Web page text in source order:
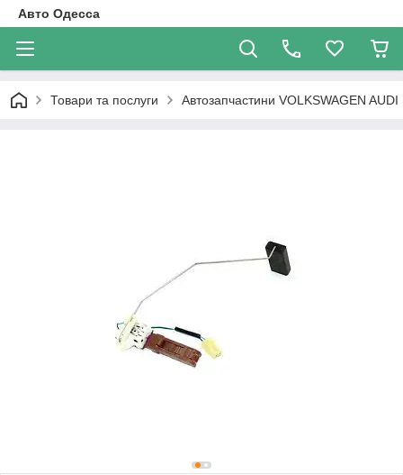
Авто Одесса
Товари та послуги Автозапчастини VOLKSWAGEN AUDI